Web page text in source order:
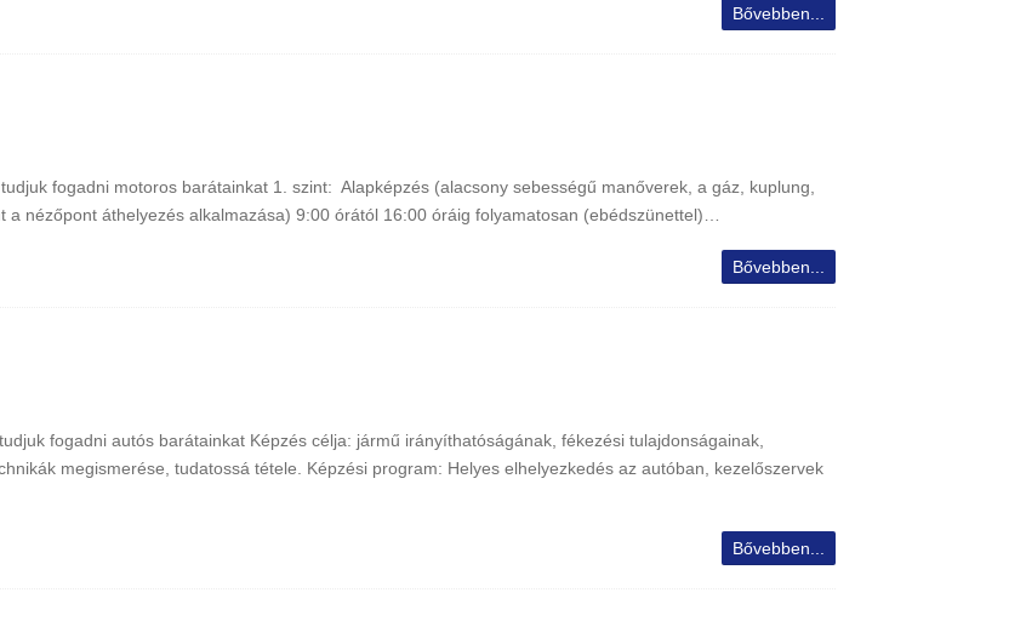
Bővebben...
fogadni motoros barátainkat 1. szint: Alapképzés (alacsony sebességű manőverek, a gáz, kuplung,
nézőpont áthelyezés alkalmazása) 9:00 órától 16:00 óráig folyamatosan (ebédszünettel)…
Bővebben...
fogadni autós barátainkat Képzés célja: jármű irányíthatóságának, fékezési tulajdonságainak,
megismerése, tudatossá tétele. Képzési program: Helyes elhelyezkedés az autóban, kezelőszervek
Bővebben...